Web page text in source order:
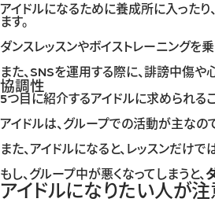
アイドルになるために養成所に入ったり
ます。
ダンスレッスンやボイストレーニングを
また、SNSを運用する際に、誹謗中傷
協調性
5つ目に紹介するアイドルに求められるこ
アイドルは、グループでの活動が主なの
また、アイドルになると、レッスンだけでは
もし、グループ中が悪くなってしまうと、
アイドルになりたい人が注